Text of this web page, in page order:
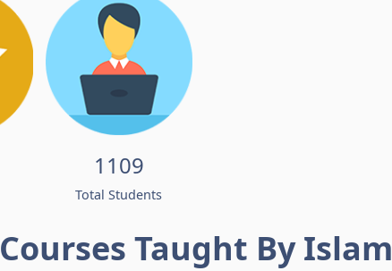
1109
Total Students
Courses Taught By Islam